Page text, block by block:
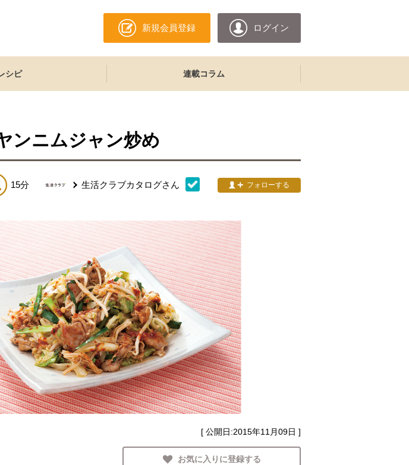
新規会員登録 ログイン
シピ 連載コラム
ンニムジャン炒め
15分 生活クラブカタログさん フォローする
[ 公開日:2015年11月09日 ]
お気に入りに登録する